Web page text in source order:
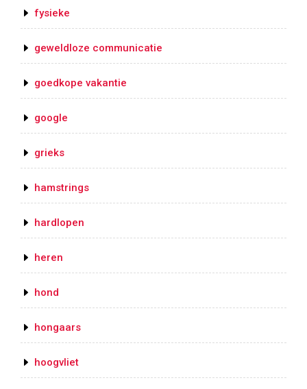
fysieke
geweldloze communicatie
goedkope vakantie
google
grieks
hamstrings
hardlopen
heren
hond
hongaars
hoogvliet